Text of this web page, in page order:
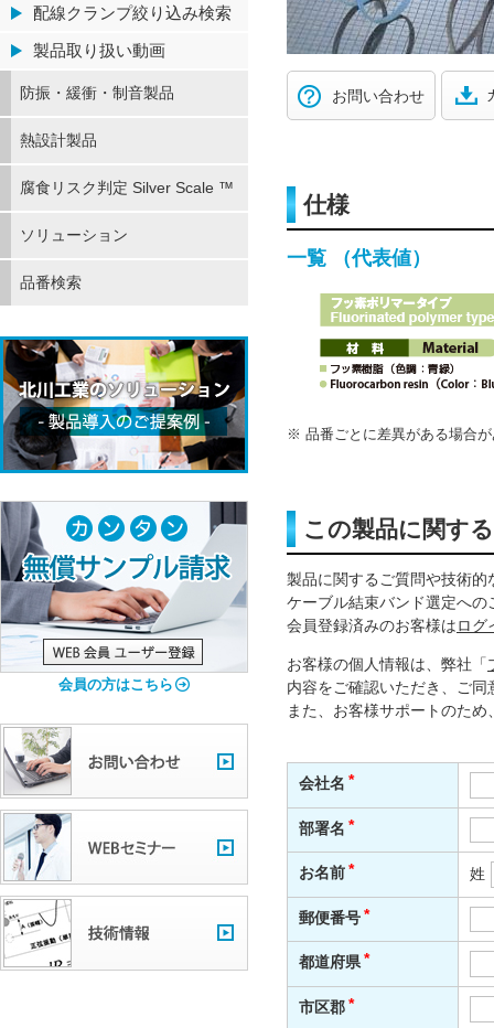
お問い合わせ
仕様
一覧 （代表値）
品番ごとに差異がある場合
この製品に関す
製品に関するご質問や技術
ケーブル結束バンド選定へ
会員登録済みのお客様はログ
お客様の個人情報は、弊社「
内容をご確認いただき、ご
また、お客様サポートのた
配線クランプ絞り込み検索
製品取り扱い動画
防振・緩衝・制音製品
熱設計製品
腐食リスク判定 Silver Scale ™
ソリューション
品番検索
会員の方はこちら